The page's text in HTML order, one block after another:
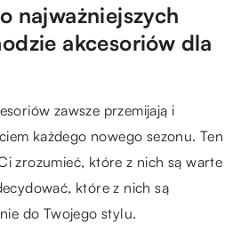
najważniejszych
akcesoriów dla
zawsze przemijają i
każdego nowego sezonu. Ten
zrozumieć, które z nich są warte
które z nich są
do Twojego stylu.